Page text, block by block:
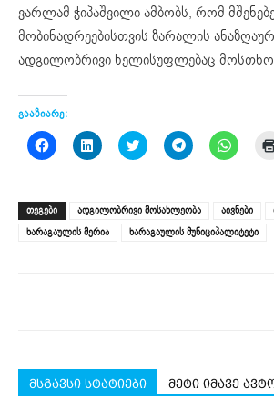
ვარლამ ჭიპაშვილი ამბობს, რომ
მობინადრეებისთვის ზარალის
ადგილობრივი ხელისუფლებაც
გააზიარე:
Click
to
(Opens
in
new
window)
Click
to
(Opens
in
new
window)
Click
to
(Opens
in
new
window)
Click
to
(Opens
in
new
window)
Click
to
(Opens
in
new
window)
ᲗᲔᲒᲔᲑᲘ ადგილობრივი მოსახლეობა აივნები
ხარაგაულის მერია
ხარაგაულის მუნიციპალიტეტი
მსგავსი სტატიები მეტი იმავე